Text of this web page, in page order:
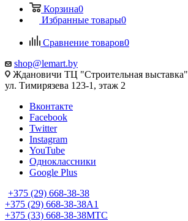
Корзина0
Избранные товары0
Сравнение товаров0
shop@lemart.by
Ждановичи ТЦ "Строительная выставка"
ул. Тимирязева 123-1, этаж 2
Вконтакте
Facebook
Twitter
Instagram
YouTube
Одноклассники
Google Plus
+375 (29) 668-38-38
+375 (29) 668-38-38A1
+375 (33) 668-38-38МТС